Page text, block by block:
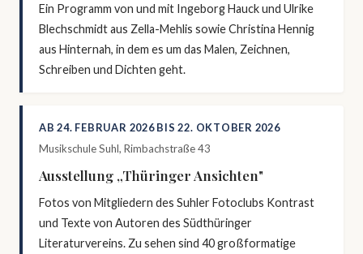
Ein Programm von und mit Ingeborg Hauck und Ulrike
Blechschmidt aus Zella-Mehlis sowie Christina Hennig
aus Hinternah, in dem es um das Malen, Zeichnen,
Schreiben und Dichten geht.
AB 24. FEBRUAR 2026 BIS 22. OKTOBER 2026
Musikschule Suhl, Rimbachstraße 43
Ausstellung „Thüringer Ansichten"
Fotos von Mitgliedern des Suhler Fotoclubs Kontrast
und Texte von Autoren des Südthüringer
Literaturvereins. Zu sehen sind 40 großformatige